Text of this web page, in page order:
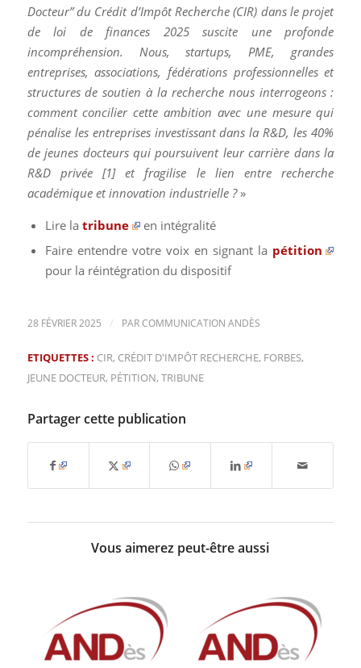
Docteur” du Crédit d’Impôt Recherche (CIR) dans le projet
de loi de finances 2025 suscite une profonde
incompréhension. Nous, startups, PME, grandes
entreprises, associations, fédérations professionnelles et
structures de soutien à la recherche nous interrogeons :
comment concilier cette ambition avec une mesure qui
pénalise les entreprises investissant dans la R&D, les 40%
de jeunes docteurs qui poursuivent leur carrière dans la
R&D privée [1] et fragilise le lien entre recherche
académique et innovation industrielle ?»
Lire la tribune
en intégralité
Faire entendre votre voix en signant la pétition
pour la réintégration du dispositif
28 FÉVRIER 2025 / PARCOMMUNICATION ANDÈS
ETIQUETTES : CIR, CRÉDIT D'IMPÔT RECHERCHE, FORBES,
JEUNE DOCTEUR, PÉTITION, TRIBUNE
Partager cette publication
Vous aimerez peut-être aussi